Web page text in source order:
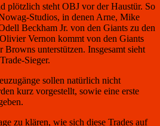
plötzlich steht OBJ vor der Haustür. So
Studios, in denen Arne, Mike
Beckham Jr. von den Giants zu den
Vernon kommt von den Giants
Browns unterstützen. Insgesamt sieht
Sieger.
sollen natürlich nicht
kurz vorgestellt, sowie eine erste
zu klären, wie sich diese Trades auf